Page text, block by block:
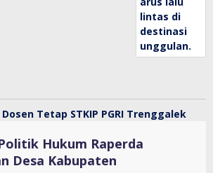
Hukum Raperda
Desa Kabupaten